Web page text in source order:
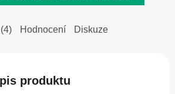
Hodnocení Diskuze
produktu